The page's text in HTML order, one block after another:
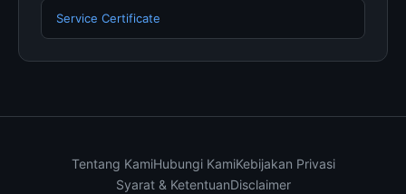
Service Certificate
Tentang KamiHubungi KamiKebijakan Privasi
Syarat & KetentuanDisclaimer